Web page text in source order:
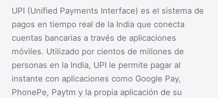
UPI (Unified Payments Interface) es el sistema de
pagos en tiempo real de la India que conecta
cuentas bancarias a través de aplicaciones
móviles. Utilizado por cientos de millones de
personas en la India, UPI le permite pagar al
instante con aplicaciones como Google Pay,
PhonePe, Paytm y la propia aplicación de su